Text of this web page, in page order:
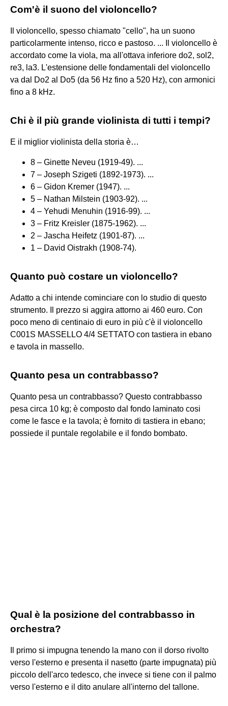
Com'è il suono del violoncello?
Il violoncello, spesso chiamato "cello", ha un suono
particolarmente intenso, ricco e pastoso. ... Il violoncello è
accordato come la viola, ma all'ottava inferiore do2, sol2,
re3, la3. L'estensione delle fondamentali del violoncello
va dal Do2 al Do5 (da 56 Hz fino a 520 Hz), con armonici
fino a 8 kHz.
Chi è il più grande violinista di tutti i tempi?
E il miglior violinista della storia è…
8 – Ginette Neveu (1919-49). ...
7 – Joseph Szigeti (1892-1973). ...
6 – Gidon Kremer (1947). ...
5 – Nathan Milstein (1903-92). ...
4 – Yehudi Menuhin (1916-99). ...
3 – Fritz Kreisler (1875-1962). ...
2 – Jascha Heifetz (1901-87). ...
1 – David Oistrakh (1908-74).
Quanto può costare un violoncello?
Adatto a chi intende cominciare con lo studio di questo
strumento. Il prezzo si aggira attorno ai 460 euro. Con
poco meno di centinaio di euro in più c'è il violoncello
C001S MASSELLO 4/4 SETTATO con tastiera in ebano
e tavola in massello.
Quanto pesa un contrabbasso?
Quanto pesa un contrabbasso? Questo contrabbasso
pesa circa 10 kg; è composto dal fondo laminato cosi
come le fasce e la tavola; è fornito di tastiera in ebano;
possiede il puntale regolabile e il fondo bombato.
Qual è la posizione del contrabbasso in
orchestra?
Il primo si impugna tenendo la mano con il dorso rivolto
verso l'esterno e presenta il nasetto (parte impugnata) più
piccolo dell'arco tedesco, che invece si tiene con il palmo
verso l'esterno e il dito anulare all'interno del tallone.